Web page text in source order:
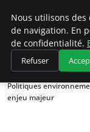
Accueil
Politiques
Politiques
enjeu majeur
Nous utilisons des
de navigation. En
de confidentialité.
Refuser